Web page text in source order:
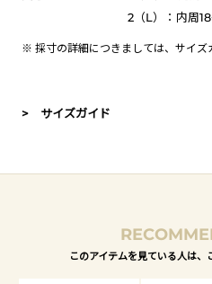
2（L）：内周
※ 採寸の詳細につきましては、 サイズ
> サイズガイド
このアイテムを見ている人は